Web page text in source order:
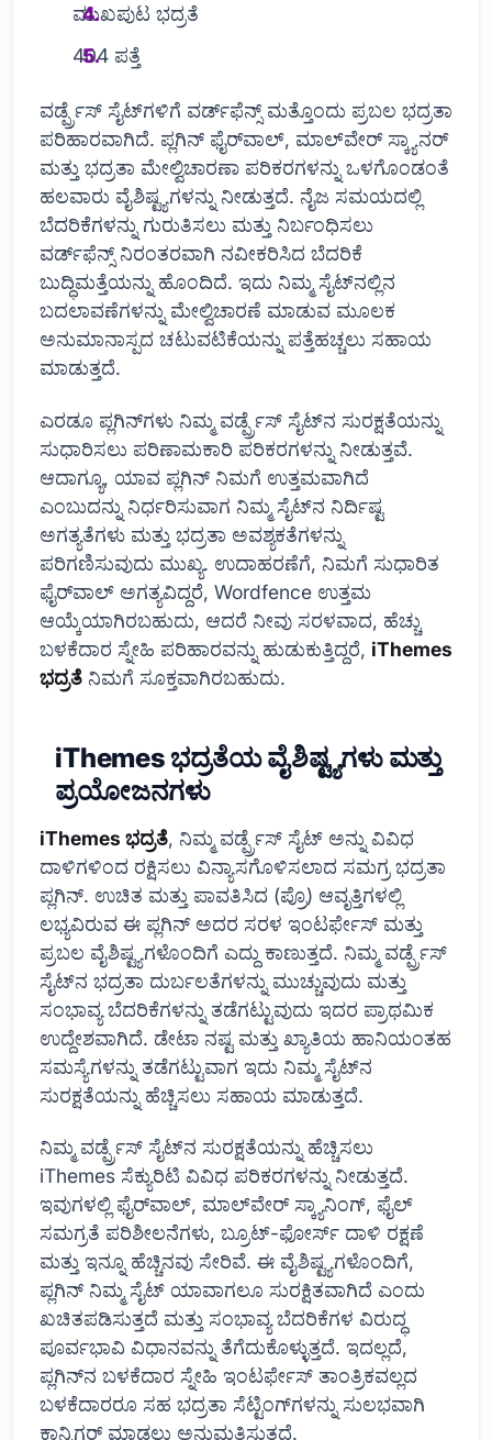
ಮುಖಪುಟ ಭದ್ರತೆ
404 ಪತ್ತೆ
ವರ್ಡ್ಪ್ರೆಸ್ ಸೈಟ್‌ಗಳಿಗೆ ವರ್ಡ್‌ಫೆನ್ಸ್ ಮತ್ತೊಂದು ಪ್ರಬಲ ಭದ್ರತಾ
ಪರಿಹಾರವಾಗಿದೆ. ಪ್ಲಗಿನ್ ಫೈರ್‌ವಾಲ್, ಮಾಲ್‌ವೇರ್ ಸ್ಕ್ಯಾನರ್
ಮತ್ತು ಭದ್ರತಾ ಮೇಲ್ವಿಚಾರಣಾ ಪರಿಕರಗಳನ್ನು ಒಳಗೊಂಡಂತೆ
ಹಲವಾರು ವೈಶಿಷ್ಟ್ಯಗಳನ್ನು ನೀಡುತ್ತದೆ. ನೈಜ ಸಮಯದಲ್ಲಿ
ಬೆದರಿಕೆಗಳನ್ನು ಗುರುತಿಸಲು ಮತ್ತು ನಿರ್ಬಂಧಿಸಲು
ವರ್ಡ್‌ಫೆನ್ಸ್ ನಿರಂತರವಾಗಿ ನವೀಕರಿಸಿದ ಬೆದರಿಕೆ
ಬುದ್ಧಿಮತ್ತೆಯನ್ನು ಹೊಂದಿದೆ. ಇದು ನಿಮ್ಮ ಸೈಟ್‌ನಲ್ಲಿನ
ಬದಲಾವಣೆಗಳನ್ನು ಮೇಲ್ವಿಚಾರಣೆ ಮಾಡುವ ಮೂಲಕ
ಅನುಮಾನಾಸ್ಪದ ಚಟುವಟಿಕೆಯನ್ನು ಪತ್ತೆಹಚ್ಚಲು ಸಹಾಯ
ಮಾಡುತ್ತದೆ.
ಎರಡೂ ಪ್ಲಗಿನ್‌ಗಳು ನಿಮ್ಮ ವರ್ಡ್ಪ್ರೆಸ್ ಸೈಟ್‌ನ ಸುರಕ್ಷತೆಯನ್ನು
ಸುಧಾರಿಸಲು ಪರಿಣಾಮಕಾರಿ ಪರಿಕರಗಳನ್ನು ನೀಡುತ್ತವೆ.
ಆದಾಗ್ಯೂ, ಯಾವ ಪ್ಲಗಿನ್ ನಿಮಗೆ ಉತ್ತಮವಾಗಿದೆ
ಎಂಬುದನ್ನು ನಿರ್ಧರಿಸುವಾಗ ನಿಮ್ಮ ಸೈಟ್‌ನ ನಿರ್ದಿಷ್ಟ
ಅಗತ್ಯತೆಗಳು ಮತ್ತು ಭದ್ರತಾ ಅವಶ್ಯಕತೆಗಳನ್ನು
ಪರಿಗಣಿಸುವುದು ಮುಖ್ಯ. ಉದಾಹರಣೆಗೆ, ನಿಮಗೆ ಸುಧಾರಿತ
ಫೈರ್‌ವಾಲ್ ಅಗತ್ಯವಿದ್ದರೆ, Wordfence ಉತ್ತಮ
ಆಯ್ಕೆಯಾಗಿರಬಹುದು, ಆದರೆ ನೀವು ಸರಳವಾದ, ಹೆಚ್ಚು
ಬಳಕೆದಾರ ಸ್ನೇಹಿ ಪರಿಹಾರವನ್ನು ಹುಡುಕುತ್ತಿದ್ದರೆ, iThemes
ಭದ್ರತೆ ನಿಮಗೆ ಸೂಕ್ತವಾಗಿರಬಹುದು.
iThemes ಭದ್ರತೆಯ ವೈಶಿಷ್ಟ್ಯಗಳು ಮತ್ತು
ಪ್ರಯೋಜನಗಳು
iThemes ಭದ್ರತೆ, ನಿಮ್ಮ ವರ್ಡ್ಪ್ರೆಸ್ ಸೈಟ್ ಅನ್ನು ವಿವಿಧ
ದಾಳಿಗಳಿಂದ ರಕ್ಷಿಸಲು ವಿನ್ಯಾಸಗೊಳಿಸಲಾದ ಸಮಗ್ರ ಭದ್ರತಾ
ಪ್ಲಗಿನ್. ಉಚಿತ ಮತ್ತು ಪಾವತಿಸಿದ (ಪ್ರೊ) ಆವೃತ್ತಿಗಳಲ್ಲಿ
ಲಭ್ಯವಿರುವ ಈ ಪ್ಲಗಿನ್ ಅದರ ಸರಳ ಇಂಟರ್ಫೇಸ್ ಮತ್ತು
ಪ್ರಬಲ ವೈಶಿಷ್ಟ್ಯಗಳೊಂದಿಗೆ ಎದ್ದು ಕಾಣುತ್ತದೆ. ನಿಮ್ಮ ವರ್ಡ್ಪ್ರೆಸ್
ಸೈಟ್‌ನ ಭದ್ರತಾ ದುರ್ಬಲತೆಗಳನ್ನು ಮುಚ್ಚುವುದು ಮತ್ತು
ಸಂಭಾವ್ಯ ಬೆದರಿಕೆಗಳನ್ನು ತಡೆಗಟ್ಟುವುದು ಇದರ ಪ್ರಾಥಮಿಕ
ಉದ್ದೇಶವಾಗಿದೆ. ಡೇಟಾ ನಷ್ಟ ಮತ್ತು ಖ್ಯಾತಿಯ ಹಾನಿಯಂತಹ
ಸಮಸ್ಯೆಗಳನ್ನು ತಡೆಗಟ್ಟುವಾಗ ಇದು ನಿಮ್ಮ ಸೈಟ್‌ನ
ಸುರಕ್ಷತೆಯನ್ನು ಹೆಚ್ಚಿಸಲು ಸಹಾಯ ಮಾಡುತ್ತದೆ.
ನಿಮ್ಮ ವರ್ಡ್ಪ್ರೆಸ್ ಸೈಟ್‌ನ ಸುರಕ್ಷತೆಯನ್ನು ಹೆಚ್ಚಿಸಲು
iThemes ಸೆಕ್ಯುರಿಟಿ ವಿವಿಧ ಪರಿಕರಗಳನ್ನು ನೀಡುತ್ತದೆ.
ಇವುಗಳಲ್ಲಿ ಫೈರ್‌ವಾಲ್, ಮಾಲ್‌ವೇರ್ ಸ್ಕ್ಯಾನಿಂಗ್, ಫೈಲ್
ಸಮಗ್ರತೆ ಪರಿಶೀಲನೆಗಳು, ಬ್ರೂಟ್-ಫೋರ್ಸ್ ದಾಳಿ ರಕ್ಷಣೆ
ಮತ್ತು ಇನ್ನೂ ಹೆಚ್ಚಿನವು ಸೇರಿವೆ. ಈ ವೈಶಿಷ್ಟ್ಯಗಳೊಂದಿಗೆ,
ಪ್ಲಗಿನ್ ನಿಮ್ಮ ಸೈಟ್ ಯಾವಾಗಲೂ ಸುರಕ್ಷಿತವಾಗಿದೆ ಎಂದು
ಖಚಿತಪಡಿಸುತ್ತದೆ ಮತ್ತು ಸಂಭಾವ್ಯ ಬೆದರಿಕೆಗಳ ವಿರುದ್ಧ
ಪೂರ್ವಭಾವಿ ವಿಧಾನವನ್ನು ತೆಗೆದುಕೊಳ್ಳುತ್ತದೆ. ಇದಲ್ಲದೆ,
ಪ್ಲಗಿನ್‌ನ ಬಳಕೆದಾರ ಸ್ನೇಹಿ ಇಂಟರ್ಫೇಸ್ ತಾಂತ್ರಿಕವಲ್ಲದ
ಬಳಕೆದಾರರೂ ಸಹ ಭದ್ರತಾ ಸೆಟ್ಟಿಂಗ್‌ಗಳನ್ನು ಸುಲಭವಾಗಿ
ಕಾನ್ಫಿಗರ್ ಮಾಡಲು ಅನುಮತಿಸುತ್ತದೆ.